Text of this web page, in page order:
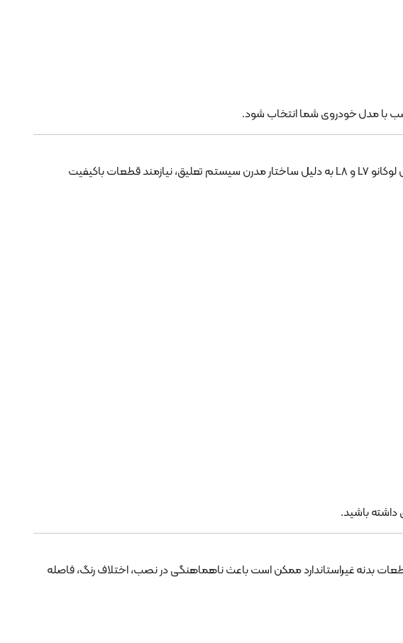
با مدل خودروی شما انتخاب شود.
جلوبندی سالم تأثیر زیادی روی نرمی خودرو، فرمان‌پذیری، کنترل در سرعت بالا و کاهش صدای اضافی دارد. خودروهایی مثل لوکانو L7 و L8 به دلیل ساختار مدرن سیستم تعلیق، نیازمند قطعات باکیفیت
داشته باشید.
بدنه غیراستاندارد ممکن است باعث ناهماهنگی در نصب، اختلاف رنگ، فاصله